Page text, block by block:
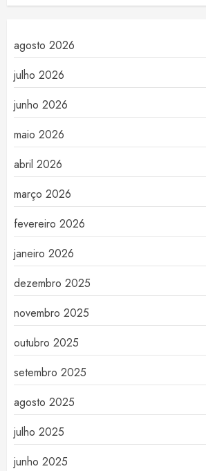
agosto 2026
julho 2026
junho 2026
maio 2026
abril 2026
março 2026
fevereiro 2026
janeiro 2026
dezembro 2025
novembro 2025
outubro 2025
setembro 2025
agosto 2025
julho 2025
junho 2025